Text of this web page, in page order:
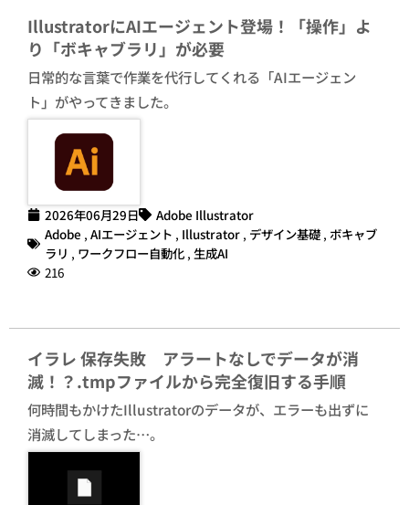
IllustratorにAIエージェント登場！「操作」よ
り「ボキャブラリ」が必要
日常的な言葉で作業を代行してくれる「AIエージェン
ト」がやってきました。
2026年06月29日
Adobe Illustrator
Adobe , AIエージェント , Illustrator , デザイン基礎 , ボキャブ
ラリ , ワークフロー自動化 , 生成AI
216
イラレ 保存失敗 アラートなしでデータが消
滅！？.tmpファイルから完全復旧する手順
何時間もかけたIllustratorのデータが、エラーも出ずに
消滅してしまった…。